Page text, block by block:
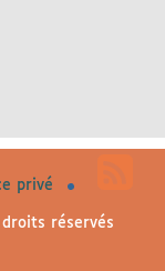
privé
réservés